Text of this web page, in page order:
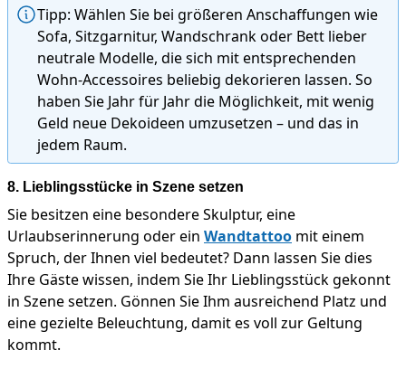
Tipp: Wählen Sie bei größeren Anschaffungen wie
Sofa, Sitzgarnitur, Wandschrank oder Bett lieber
neutrale Modelle, die sich mit entsprechenden
Wohn-Accessoires beliebig dekorieren lassen. So
haben Sie Jahr für Jahr die Möglichkeit, mit wenig
Geld neue Dekoideen umzusetzen – und das in
jedem Raum.
8. Lieblingsstücke in Szene setzen
Sie besitzen eine besondere Skulptur, eine
Urlaubserinnerung oder ein Wandtattoo mit einem
Spruch, der Ihnen viel bedeutet? Dann lassen Sie dies
Ihre Gäste wissen, indem Sie Ihr Lieblingsstück gekonnt
in Szene setzen. Gönnen Sie Ihm ausreichend Platz und
eine gezielte Beleuchtung, damit es voll zur Geltung
kommt.